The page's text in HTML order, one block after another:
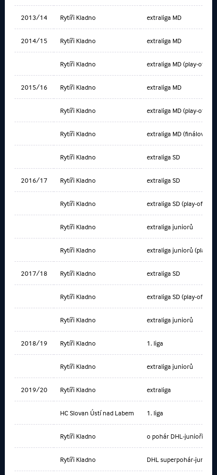
2013/14 Rytíři Kladno extraliga MD
2014/15 Rytíři Kladno extraliga MD
Rytíři Kladno extraliga MD (play-off)
2015/16 Rytíři Kladno extraliga MD
Rytíři Kladno extraliga MD (play-off)
Rytíři Kladno extraliga MD (finálový
Rytíři Kladno extraliga SD
2016/17 Rytíři Kladno extraliga SD
Rytíři Kladno extraliga SD (play-off)
Rytíři Kladno extraliga juniorů
Rytíři Kladno extraliga juniorů (play-
2017/18 Rytíři Kladno extraliga SD
Rytíři Kladno extraliga SD (play-off)
Rytíři Kladno extraliga juniorů
2018/19 Rytíři Kladno 1. liga
Rytíři Kladno extraliga juniorů
2019/20 Rytíři Kladno extraliga
HC Slovan Ústí nad Labem 1. liga
Rytíři Kladno o pohár DHL-junioři
Rytíři Kladno DHL superpohár-junioři